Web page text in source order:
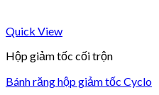
Quick View
Hộp giảm tốc cối trộn
Bánh răng hộp giảm tốc Cyclo